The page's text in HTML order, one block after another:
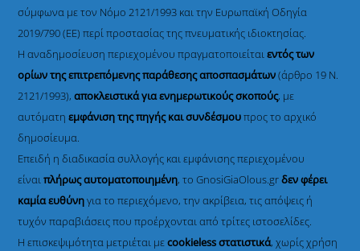
σύμφωνα με τον Νόμο 2121/1993 και την Ευρωπαϊκή Οδηγία
2019/790 (ΕΕ) περί προστασίας της πνευματικής ιδιοκτησίας.
Η αναδημοσίευση περιεχομένου πραγματοποιείταιεντός των
ορίων της επιτρεπόμενης παράθεσης αποσπασμάτων(άρθρο 19 Ν.
2121/1993), αποκλειστικά για ενημερωτικούς σκοπούς, με
αυτόματηεμφάνιση της πηγής και συνδέσμουπρος το αρχικό
δημοσίευμα.
Επειδή η διαδικασία συλλογής και εμφάνισης περιεχομένου
είναιπλήρως αυτοματοποιημένη, το GnosiGiaOlous.grδεν φέρει
καμία ευθύνηγια το περιεχόμενο, την ακρίβεια, τις απόψεις ή
τυχόν παραβιάσεις που προέρχονται από τρίτες ιστοσελίδες.
Η επισκεψιμότητα μετριέται μεcookieless στατιστικά, χωρίς χρήση